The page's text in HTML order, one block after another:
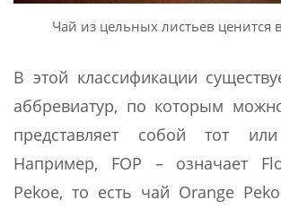
Чай из цельных листьев ценится
В этой классификации
аббревиатур, по которым
представляет собой тот
Например, FOP – означает
Pekoe, то есть чай Orange